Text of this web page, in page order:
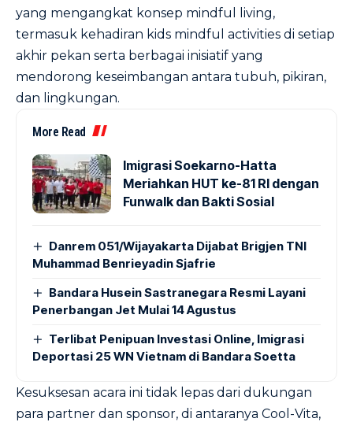
yang mengangkat konsep mindful living,
termasuk kehadiran kids mindful activities di setiap
akhir pekan serta berbagai inisiatif yang
mendorong keseimbangan antara tubuh, pikiran,
dan lingkungan.
More Read
Imigrasi Soekarno-Hatta
Meriahkan HUT ke-81 RI dengan
Funwalk dan Bakti Sosial
Danrem 051/Wijayakarta Dijabat Brigjen TNI
Muhammad Benrieyadin Sjafrie
Bandara Husein Sastranegara Resmi Layani
Penerbangan Jet Mulai 14 Agustus
Terlibat Penipuan Investasi Online, Imigrasi
Deportasi 25 WN Vietnam di Bandara Soetta
Kesuksesan acara ini tidak lepas dari dukungan
para partner dan sponsor, di antaranya Cool-Vita,